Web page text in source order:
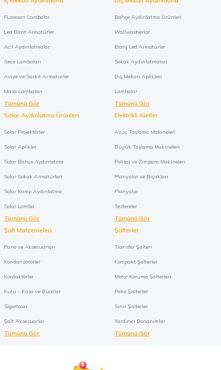
FLoresan Lambalar
Led Bant Armatürler
Acil Aydınlatmalar
Gece Lambaları
Avize ve Sarkıt Armatürler
Masa Lambaları
Tümünü Gör
Bahçe Aydınlatma Ürünleri
Wallwasherlar
Etanj Led Armatürler
Sokak Aydınlatmaları
Dış Mekan Aplikleri
Lambalar
Tümünü Gör
Solar Aydınlatma Ürünleri
Solar Projektörler
Solar Aplikler
Solar Bahçe Aydınlatma
Solar Sokak Armatürleri
Solar Kamp Aydınlatma
Solar Lamba
Tümünü Gör
Elektrikli Aletler
Avuç Taşlama Makineleri
Büyük Taşlama Makineleri
Polisaj ve Zımpara Makineleri
Planyalar ve Bıçakları
Planyalar
Testereler
Tümünü Gör
Şalt Malzemeleri
Pano ve Aksesuarları
Kondansatörler
Kontaktörler
Kutu - Kasa ve Buatlar
Sigortalar
Şalt Aksesuarlar
Tümünü Gör
Şalterler
Transfer Şalteri
Kompakt Şalterler
Motor Koruma Şalterleri
Pako Şalterler
Sınır Şalterler
Yardımcı Donanımlar
Tümünü Gör